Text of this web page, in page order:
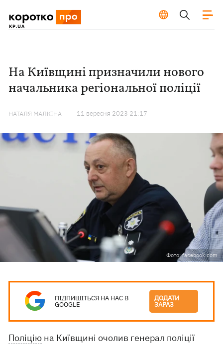
На Київщині призначили нового
начальника регіональної поліції
НАТАЛЯ МАЛКІНА 11 вересня 2023 21:17
Фото: facebook.com
ПІДПИШІТЬСЯ НА НАС В
GOOGLE
ДОДАТИ
ЗАРАЗ
Поліцію на Київщині очолив генерал поліції